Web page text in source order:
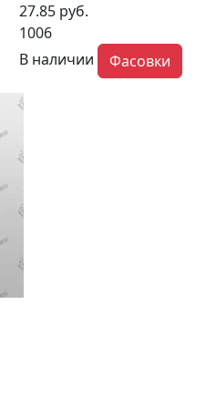
27.85 руб.
1006
В наличии
Фасовки